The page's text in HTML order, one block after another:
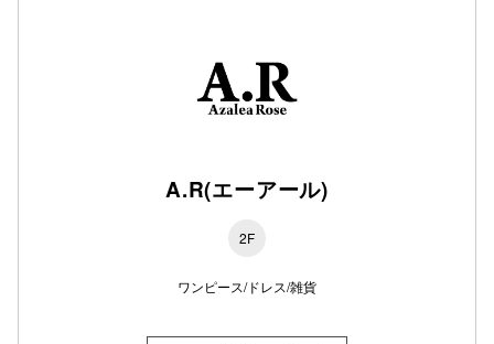
A.R(エーアール)
2F
ワンピース/ドレス/雑貨